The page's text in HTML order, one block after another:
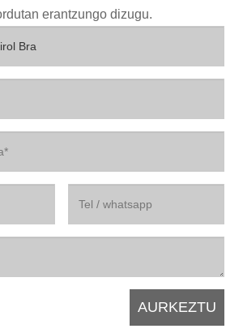
erantzungo dizugu.